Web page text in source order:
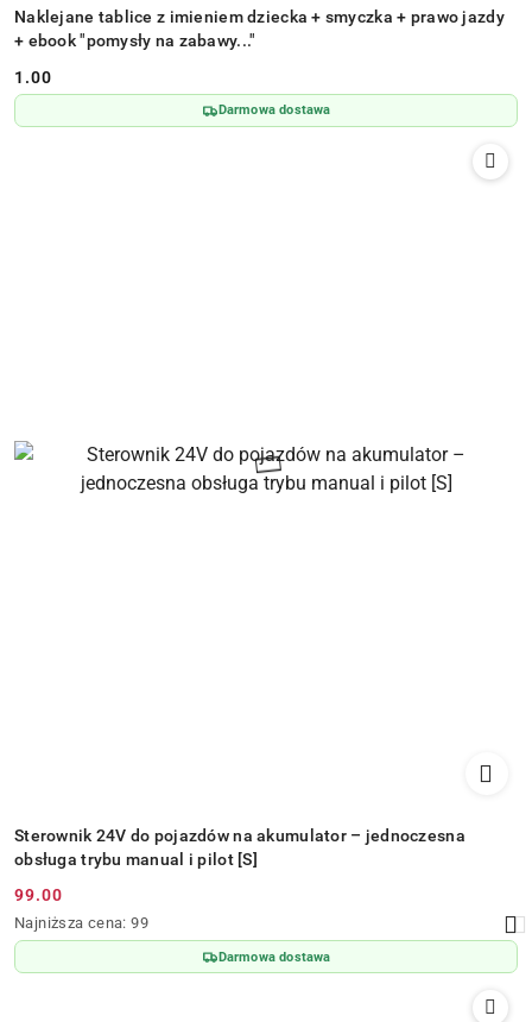
Naklejane tablice z imieniem dziecka + smyczka + prawo jazdy
+ ebook "pomysły na zabawy..."
Cena:
1.00
Darmowa dostawa
Sterownik 24V do pojazdów na akumulator – jednoczesna
obsługa trybu manual i pilot [S]
Cena
promocyjna:
99.00
Najniższa
cena
z
Najniższa cena: 99
Darmowa dostawa